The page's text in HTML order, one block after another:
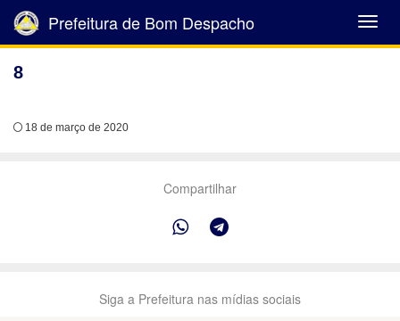
Abrir
Menu
Prefeitura de Bom Despacho
8
18 de março de 2020
Compartilhar
Siga a Prefeitura nas mídias sociais